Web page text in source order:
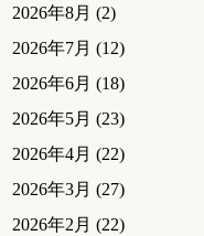
2026年8月 (2)
2026年7月 (12)
2026年6月 (18)
2026年5月 (23)
2026年4月 (22)
2026年3月 (27)
2026年2月 (22)